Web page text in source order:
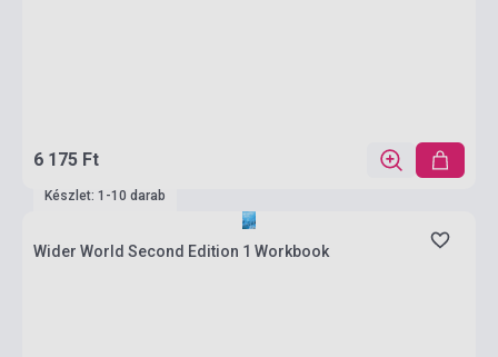
6 175 Ft
Készlet: 1-10 darab
Wider World Second Edition 1 Workbook